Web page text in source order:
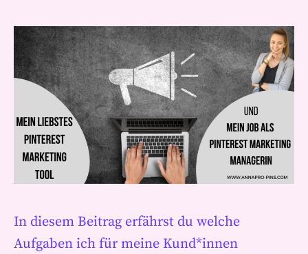
In diesem Beitrag erfährst du welche
Aufgaben ich für meine Kund*innen